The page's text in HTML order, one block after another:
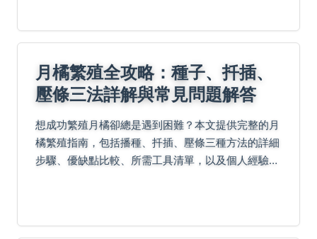
月橘繁殖全攻略：種子、扦插、
壓條三法詳解與常見問題解答
想成功繁殖月橘卻總是遇到困難？本文提供完整的月
橘繁殖指南，包括播種、扦插、壓條三種方法的詳細
步驟、優缺點比較、所需工具清單，以及個人經驗分